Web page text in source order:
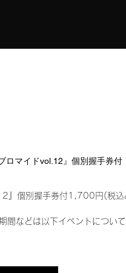
ロマイドvol.12』個別握手券付
』個別握手券付1,700円(税込
間などは以下イベントについ